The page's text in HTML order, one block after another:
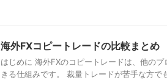
海外FXコピートレードの比較まとめ
はじめに 海外FXのコピートレードは、他の
きる仕組みです。 裁量トレードが苦手な方